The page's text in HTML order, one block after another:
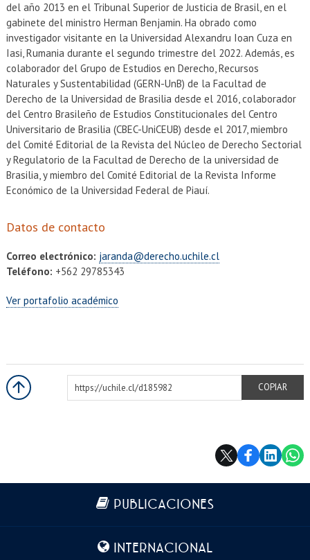
del año 2013 en el Tribunal Superior de Justicia de Brasil, en el
gabinete del ministro Herman Benjamin. Ha obrado como
investigador visitante en la Universidad Alexandru Ioan Cuza en
Iasi, Rumania durante el segundo trimestre del 2022. Además, es
colaborador del Grupo de Estudios en Derecho, Recursos
Naturales y Sustentabilidad (GERN-UnB) de la Facultad de
Derecho de la Universidad de Brasilia desde el 2016, colaborador
del Centro Brasileño de Estudios Constitucionales del Centro
Universitario de Brasilia (CBEC-UniCEUB) desde el 2017, miembro
del Comité Editorial de la Revista del Núcleo de Derecho Sectorial
y Regulatorio de la Facultad de Derecho de la universidad de
Brasilia, y miembro del Comité Editorial de la Revista Informe
Económico de la Universidad Federal de Piauí.
Datos de contacto
Correo electrónico: jaranda@derecho.uchile.cl
Teléfono: +562 29785343
Ver portafolio académico
https://uchile.cl/d185982
COPIAR
Más información
PUBLICACIONES
INTERNACIONAL